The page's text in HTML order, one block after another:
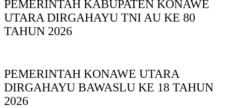
PEMERINTAH KABUPATEN KONAWE
UTARA DIRGAHAYU TNI AU KE 80
TAHUN 2026
PEMERINTAH KONAWE UTARA
DIRGAHAYU BAWASLU KE 18 TAHUN
2026